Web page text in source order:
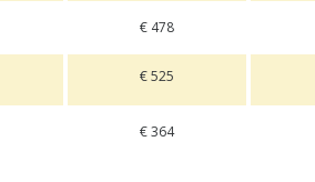
€ 478
€ 525
€ 364